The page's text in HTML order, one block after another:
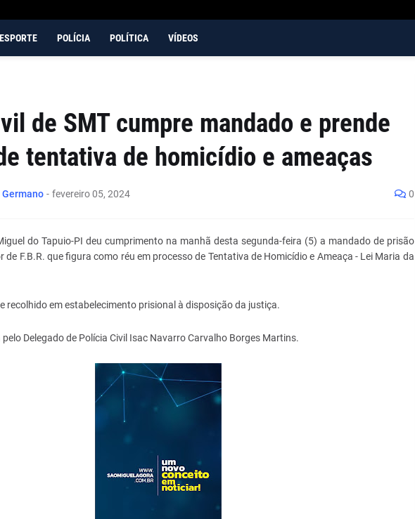
ESPORTE POLÍCIA POLÍTICA VÍDEOS
de SMT cumpre mandado e prende
tentativa de homicídio e ameaças
- fevereiro 05, 2024 0
do Tapuio-PI deu cumprimento na manhã desta segunda-feira (5) a mandado de prisão
de F.B.R. que figura como réu em processo de Tentativa de Homicídio e Ameaça - Lei Maria da
recolhido em estabelecimento prisional à disposição da justiça.
Delegado de Polícia Civil Isac Navarro Carvalho Borges Martins.